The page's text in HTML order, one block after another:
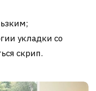
укладки со
скрип.